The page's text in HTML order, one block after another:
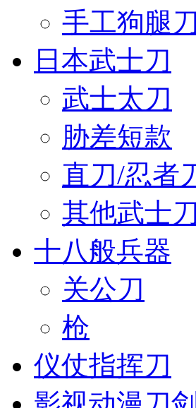
手工狗腿刀
日本武士刀
武士太刀
胁差短款
直刀/忍者
其他武士刀
十八般兵器
关公刀
枪
仪仗指挥刀